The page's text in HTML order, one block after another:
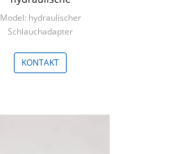
Model: hydraulischer
Schlauchadapter
KONTAKT